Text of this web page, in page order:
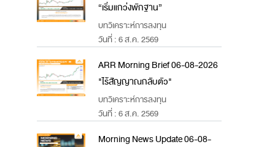
“เริ่มแกว่งพักฐาน”
บทวิเคราะห์การลงทุน
วันที่ : 6 ส.ค. 2569
ARR Morning Brief 06-08-2026
"ไร้สัญญาณกลับตัว"
บทวิเคราะห์การลงทุน
วันที่ : 6 ส.ค. 2569
Morning News Update 06-08-